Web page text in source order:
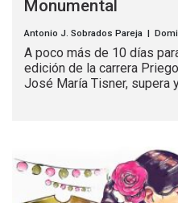
Monumental
Antonio J. Sobrados Pareja |
A poco más de 10 días
edición de la carrera
José María Tisner, supera